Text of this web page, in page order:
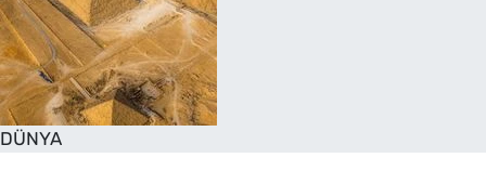
DÜNYA